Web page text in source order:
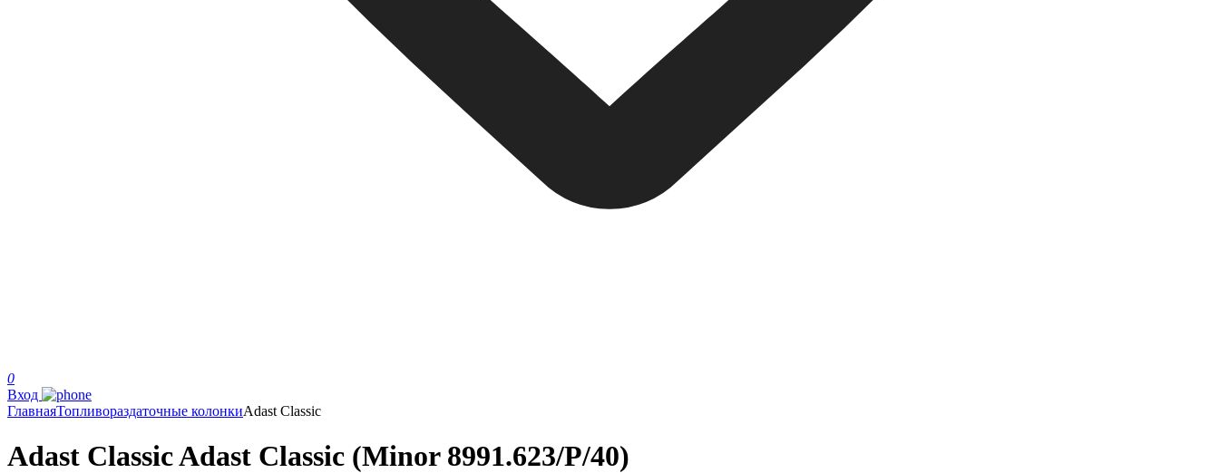
0
Вход
ГлавнаяТопливораздаточные колонкиAdast Classic
Adast Classic Adast Classic (Minor 8991.623/P/40)